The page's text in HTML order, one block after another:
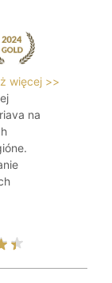
więcej >>
na